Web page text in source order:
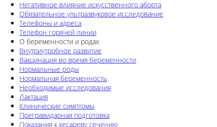
Негативное влияние искусственного аборта
Обязательное ультразвуковое исследование
Телефоны и адреса
Телефон горячей линии
О беременности и родах
Внутриутробное развитие
Вакцинация во время беременности
Нормальные роды
Нормальная беременность
Необходимые исследования
Лактация
Клинические симптомы
Прегравидарная подготовка
Показания к кесареву сечению